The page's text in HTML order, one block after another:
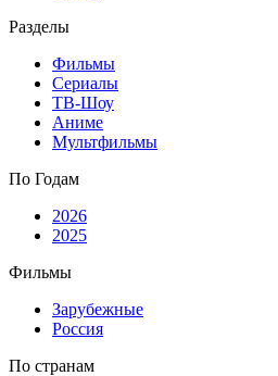
Разделы
Фильмы
Сериалы
ТВ-Шоу
Аниме
Мультфильмы
По Годам
2026
2025
Фильмы
Зарубежные
Россия
По странам